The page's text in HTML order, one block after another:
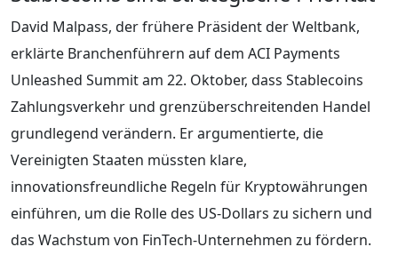
David Malpass, der frühere Präsident der Weltbank,
erklärte Branchenführern auf dem ACI Payments
Unleashed Summit am 22. Oktober, dass Stablecoins
Zahlungsverkehr und grenzüberschreitenden Handel
grundlegend verändern. Er argumentierte, die
Vereinigten Staaten müssten klare,
innovationsfreundliche Regeln für Kryptowährungen
einführen, um die Rolle des US-Dollars zu sichern und
das Wachstum von FinTech-Unternehmen zu fördern.